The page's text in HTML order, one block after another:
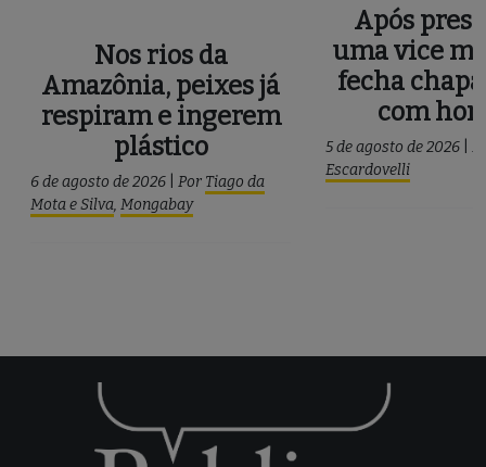
Nos rios da
Amazônia, peixes já
respiram e ingerem
plástico
6 de agosto de 2026 Por Tiago da
Mota e Silva, Mongabay
Após
uma vice
fecha
com
5 de agosto de 2026
Escardovelli